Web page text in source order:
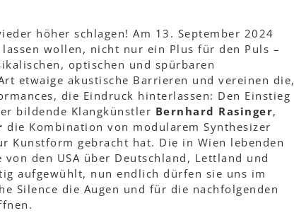
höher schlagen! Am 13. September 2024
wollen, nicht nur ein Plus für den Puls –
optischen und spürbaren
etwaige akustische Barrieren und vereinen die,
die Eindruck hinterlassen: Den Einstieg
bildende Klangkünstler Bernhard Rasinger,
die Kombination von modularem Synthesizer
Kunstform gebracht hat. Die in Wien lebenden
den USA über Deutschland, Lettland und
aufgewühlt, nun endlich dürfen sie uns im
Silence die Augen und für die nachfolgenden